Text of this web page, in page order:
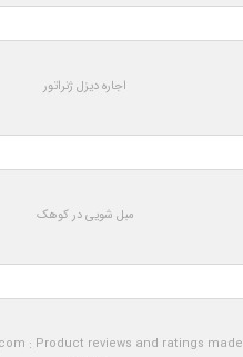
اجاره دیزل ژنراتور
مبل شویی در کوهک
: Product reviews and ratings made